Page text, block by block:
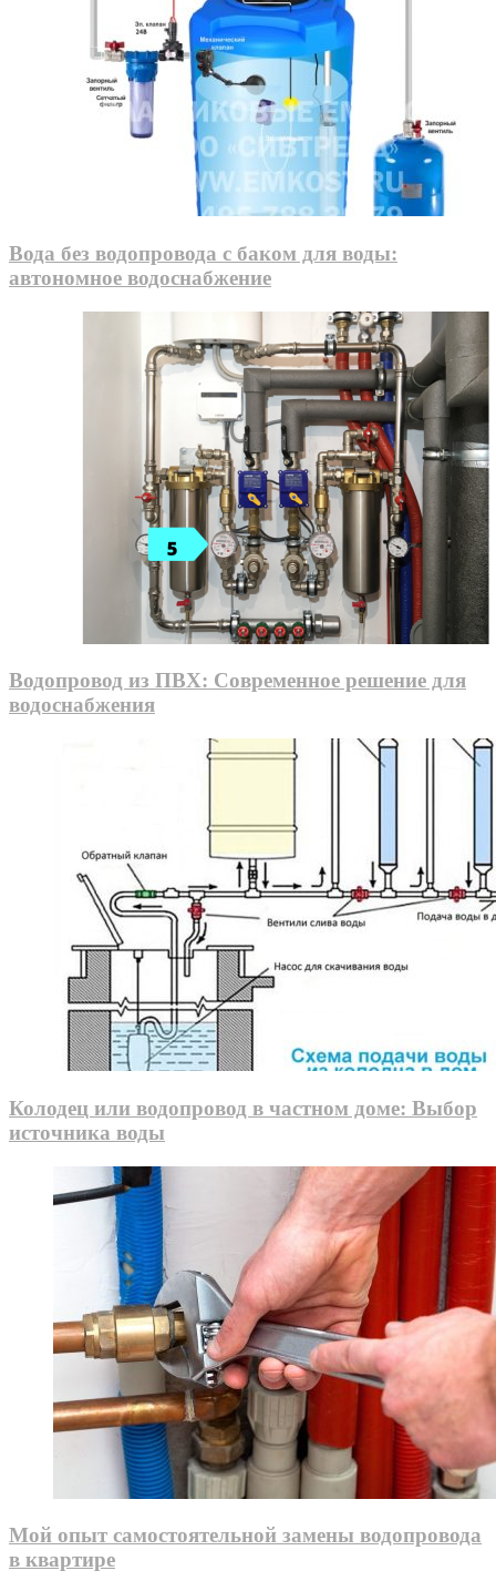
Вода без водопровода с баком для воды:
автономное водоснабжение
Водопровод из ПВХ: Современное решение для
водоснабжения
Колодец или водопровод в частном доме: Выбор
источника воды
Мой опыт самостоятельной замены водопровода
в квартире